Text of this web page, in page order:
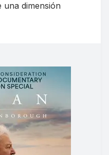
una dimensión